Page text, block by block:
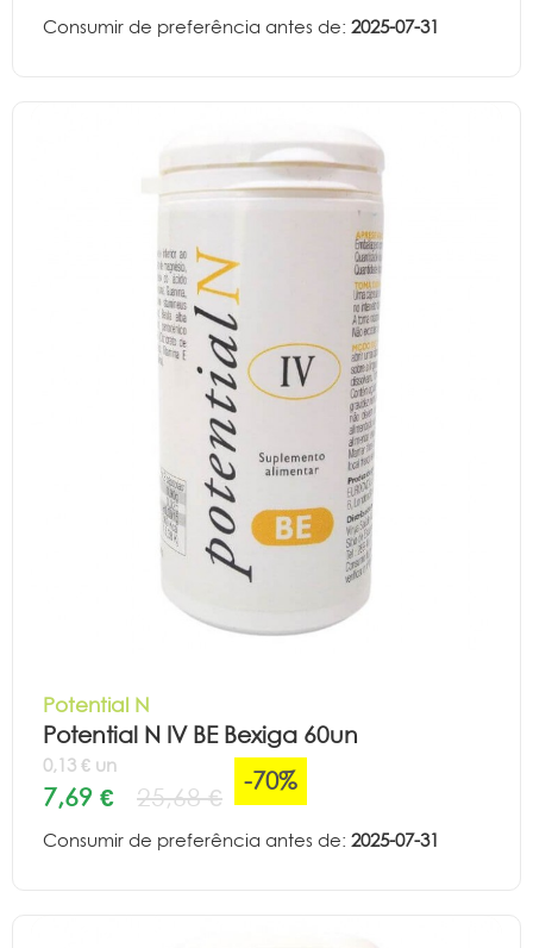
Consumir de preferência antes de: 2025-07-31
Potential N
Potential N IV BE Bexiga 60un
0,13 € un
7,69 € 25,68 €
-70%
Consumir de preferência antes de: 2025-07-31